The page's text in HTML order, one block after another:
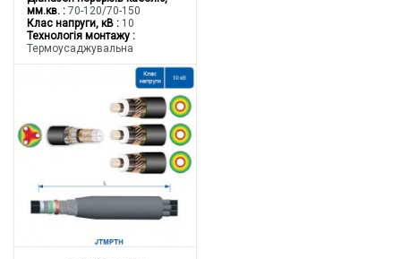
мм.кв.
70-120/70-150
Клас напруги, кВ
10
Технологія монтажу
Термоусаджувальна